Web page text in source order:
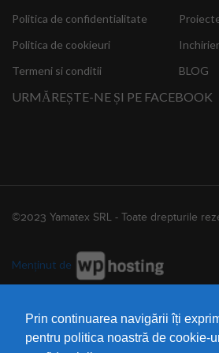
Politica de confidentialitate
Politica de cookieuri
Termeni si conditii
BLOG
URMĂREȘTE-NE ȘI PE FACEBOOK
©2023 Yamatex SRL - Toate drepturile
Menținut de
Prin continuarea navigării îți
pentru politica noastră de cookie-